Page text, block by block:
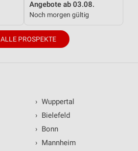
Angebote ab 03.08.
Noch morgen gültig
ALLE PROSPEKTE
› Wuppertal
› Bielefeld
› Bonn
› Mannheim